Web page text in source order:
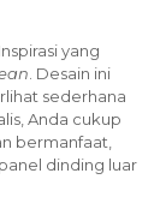
Inspirasi yang
. Desain ini
sederhana
Anda cukup
bermanfaat,
dinding luar